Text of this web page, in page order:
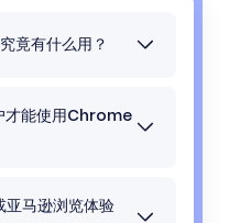
竟有什么用？
使用外部仪表板。
才能使用Chrome
亚马逊浏览体验